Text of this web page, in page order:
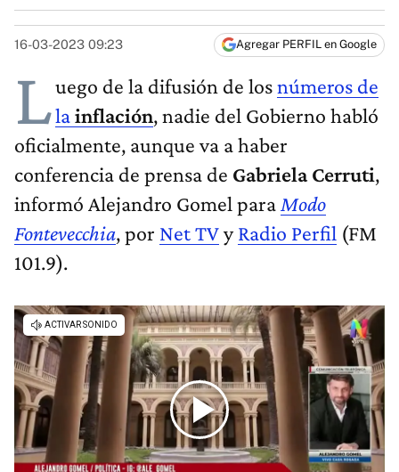
16-03-2023 09:23 Agregar PERFIL en Google
Luego de la difusión de losnúmeros de
lainflación, nadie del Gobierno habló
oficialmente, aunque va a haber
conferencia de prensa de Gabriela Cerruti,
informó Alejandro Gomel para Modo
Fontevecchia, por Net TVyRadio Perfil (FM
101.9).